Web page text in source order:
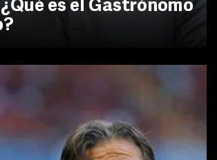
es el Gastrónomo